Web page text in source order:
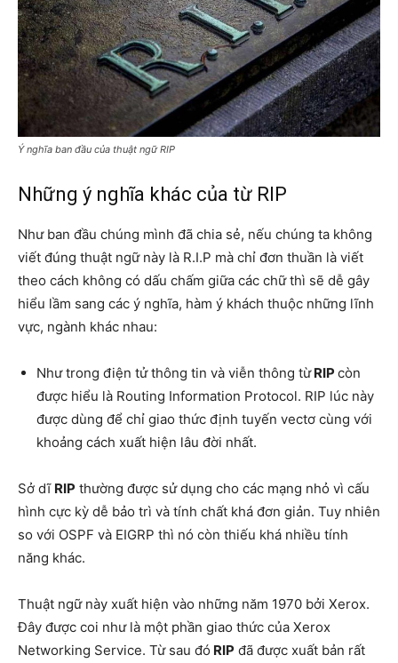
Ý nghĩa ban đầu của thuật ngữ RIP
Những ý nghĩa khác của từ RIP
Như ban đầu chúng mình đã chia sẻ, nếu chúng ta không
viết đúng thuật ngữ này là R.I.P mà chỉ đơn thuần là viết
theo cách không có dấu chấm giữa các chữ thì sẽ dễ gây
hiểu lầm sang các ý nghĩa, hàm ý khách thuộc những lĩnh
vực, ngành khác nhau:
Như trong điện tử thông tin và viễn thông từRIP còn
được hiểu là Routing Information Protocol. RIP lúc này
được dùng để chỉ giao thức định tuyến vectơ cùng với
khoảng cách xuất hiện lâu đời nhất.
Sở dĩ RIP thường được sử dụng cho các mạng nhỏ vì cấu
hình cực kỳ dễ bảo trì và tính chất khá đơn giản. Tuy nhiên
so với OSPF và EIGRP thì nó còn thiếu khá nhiều tính
năng khác.
Thuật ngữ này xuất hiện vào những năm 1970 bởi Xerox.
Đây được coi như là một phần giao thức của Xerox
Networking Service. Từ sau đó RIP đã được xuất bản rất